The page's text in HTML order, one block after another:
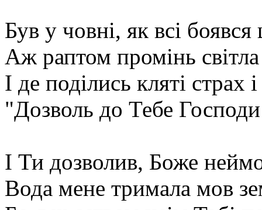
Був у човні, як всі
Аж раптом промінь світла
І де поділись кляті страх
"Дозволь до Тебе
І Ти дозволив, Боже
Вода мене тримала мов